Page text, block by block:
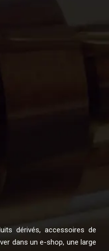
dérivés, accessoires de
dans un e-shop, une large